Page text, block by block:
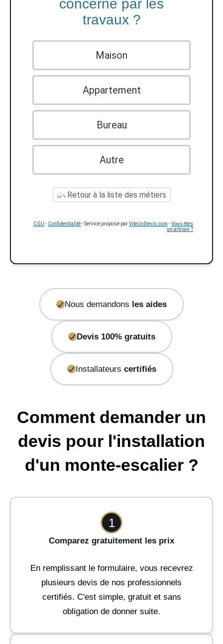
concerné par les
travaux ?
Maison
Appartement
Bureau
Autre
Retour à la liste des métiers
CGU - Confidentialité- Service proposé parViteUnDevis.com -Vous êtes
un artisan ?
Nous demandons les aides
Devis 100% gratuits
Installateurs certifiés
Comment demander un
devis pour l'installation
d'un monte-escalier ?
1
Comparez gratuitement les prix
En remplissant le formulaire, vous recevrez
plusieurs devis de nos professionnels
certifiés. C'est simple, gratuit et sans
obligation de donner suite.